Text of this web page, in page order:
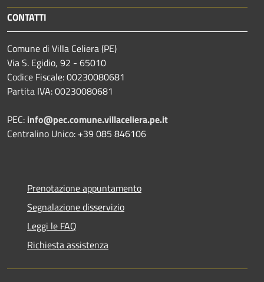
CONTATTI
Comune di Villa Celiera (PE)
Via S. Egidio, 92 - 65010
Codice Fiscale: 00230080681
Partita IVA: 00230080681
PEC: info@pec.comune.villaceliera.pe.it
Centralino Unico: +39 085 846106
Prenotazione appuntamento
Segnalazione disservizio
Leggi le FAQ
Richiesta assistenza